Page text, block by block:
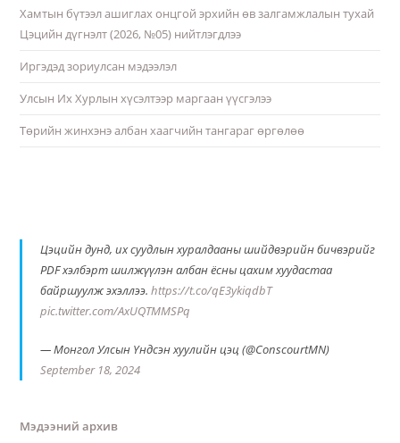
Хамтын бүтээл ашиглах онцгой эрхийн өв залгамжлалын тухай
Цэцийн дүгнэлт (2026, №05) нийтлэгдлээ
Иргэдэд зориулсан мэдээлэл
Улсын Их Хурлын хүсэлтээр маргаан үүсгэлээ
Төрийн жинхэнэ албан хаагчийн тангараг өргөлөө
Цэцийн дунд, их суудлын хуралдааны шийдвэрийн бичвэрийг
PDF хэлбэрт шилжүүлэн албан ёсны цахим хуудастаа
байршуулж эхэллээ.https://t.co/qE3ykiqdbT
pic.twitter.com/AxUQTMMSPq
— Монгол Улсын Үндсэн хуулийн цэц (@ConscourtMN)
September 18, 2024
Мэдээний архив